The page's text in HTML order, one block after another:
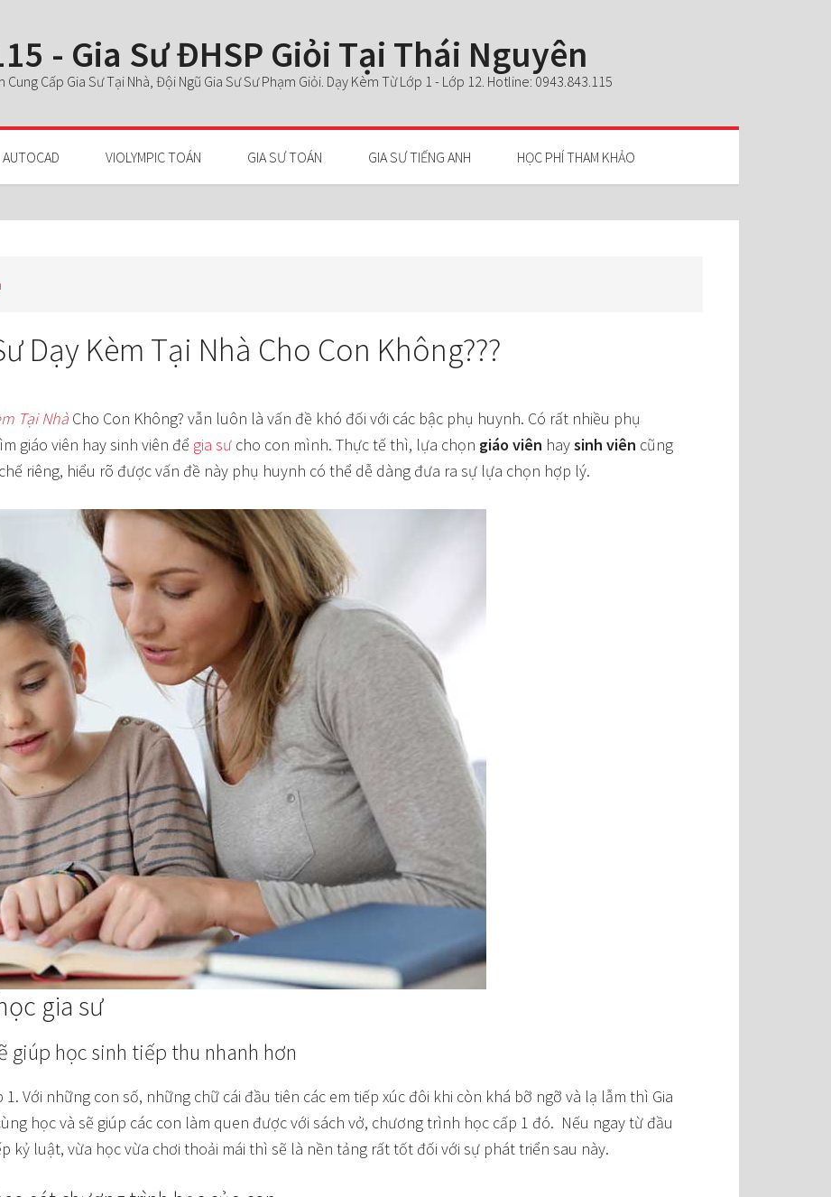
- Gia Sư ĐHSP Giỏi Tại Thái Nguyên
Cấp Gia Sư Tại Nhà, Đội Ngũ Gia Sư Sư Phạm Giỏi. Dạy Kèm Từ Lớp 1 - Lớp 12. Hotline: 0943.843.115
AUTOCAD VIOLYMPIC TOÁN GIA SƯ TOÁN GIA SƯ TIẾNG ANH HỌC PHÍ THAM KHẢO
Dạy Kèm Tại Nhà Cho Con Không???
Tại Nhà Cho Con Không? vẫn luôn là vấn đề khó đối với các bậc phụ huynh. Có rất nhiều phụ
giáo viên hay sinh viên để gia sư cho con mình. Thực tế thì, lựa chọn giáo viên haysinh viên cũng
riêng, hiểu rõ được vấn đề này phụ huynh có thể dễ dàng đưa ra sự lựa chọn hợp lý.
gia sư
giúp học sinh tiếp thu nhanh hơn
Với những con số, những chữ cái đầu tiên các em tiếp xúc đôi khi còn khá bỡ ngỡ và lạ lẫm thì Gia
học và sẽ giúp các con làm quen được với sách vở, chương trình học cấp 1 đó. Nếu ngay từ đầu
kỷ luật, vừa học vừa chơi thoải mái thì sẽ là nền tảng rất tốt đối với sự phát triển sau này.